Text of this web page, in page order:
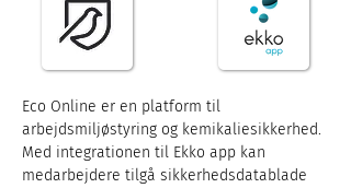
Eco Online er en platform til
arbejdsmiljøstyring og kemikaliesikkerhed.
Med integrationen til Ekko app kan
medarbejdere tilgå sikkerhedsdatablade